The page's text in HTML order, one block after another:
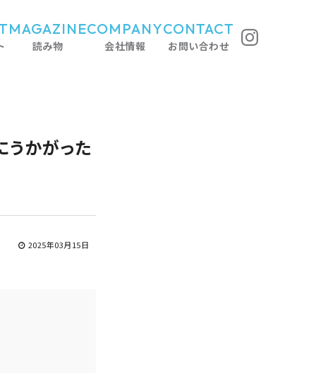
MAGAZINE
読み物
COMPANY
会社情報
CONTACT
お問い合わせ
うかがった
2025年03月15日